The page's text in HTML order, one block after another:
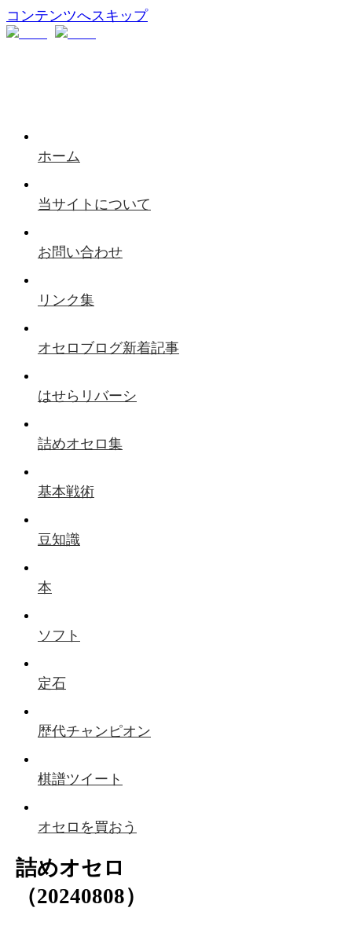
コンテンツへスキップ
ホーム
当サイトについて
お問い合わせ
リンク集
オセロブログ新着記事
はせらリバーシ
詰めオセロ集
基本戦術
豆知識
本
ソフト
定石
歴代チャンピオン
棋譜ツイート
オセロを買おう
詰めオセロ
（20240808）